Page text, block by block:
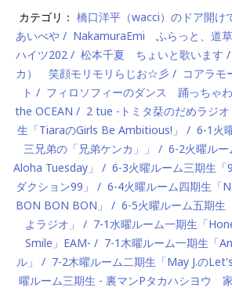
カテゴリ： 橋口洋平（wacci）のドア開け
あいべや
NakamuraEmi ふらっと、道草
ハイツ202
松本千夏 ちょいと歌います
カ） 笑顔モリモリらじお☆彡
コアラモ
ト
フィロソフィーのダンス 踊っちゃ
the OCEAN
2 tue -トミタ栞のだめラジオ
生「TiaraのGirls Be Ambitious!」
6-1火
三兄弟の「兄弟ケンカ」」
6-2火曜ル
Aloha Tuesday」
6-3火曜ルーム三期生「
ダクション99」
6-4火曜ルーム四期生「
BON BON BON」
6-5火曜ルーム五期生
よラジオ」
7-1水曜ルーム一期生「
Smile」EAM-
7-1木曜ルーム一期生「
ル」
7-2木曜ルーム二期生「May J.のLet's
曜ルーム三期生 - 裏マンPタカハシヨウ